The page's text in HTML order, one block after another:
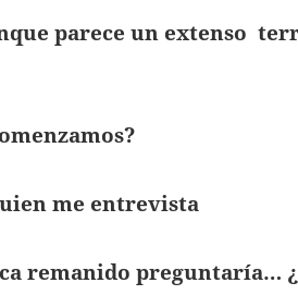
parece un extenso
me entrevista
remanido preguntaría…